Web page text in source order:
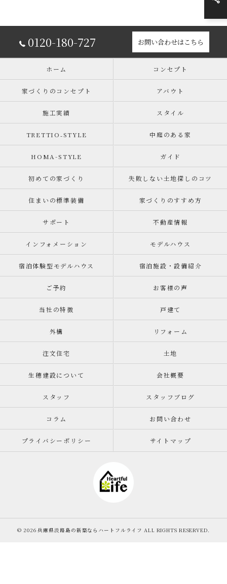
0120-180-727 お問い合わせはこちら
ホーム コンセプト
家づくりのコンセプト アバウト
施工実績 スタイル
TRETTIO₋STYLE 中庭のある家
HOMA-STYLE ガイド
初めての家づくり 失敗しない土地探しのコツ
住まいの標準装備 家づくりのすすめ方
サポート 不動産情報
インフォメーション モデルハウス
宿泊体験型モデルハウス 宿泊施設・設備紹介
ご予約 お客様の声
当社の特徴 戸建て
外構 リフォーム
注文住宅 土地
生穂建設について 会社概要
スタッフ スタッフブログ
コラム お問い合わせ
プライバシーポリシー サイトマップ
© 2026 兵庫県淡路島の新築ならハートフルライフ ALL RIGHTS RESERVED.